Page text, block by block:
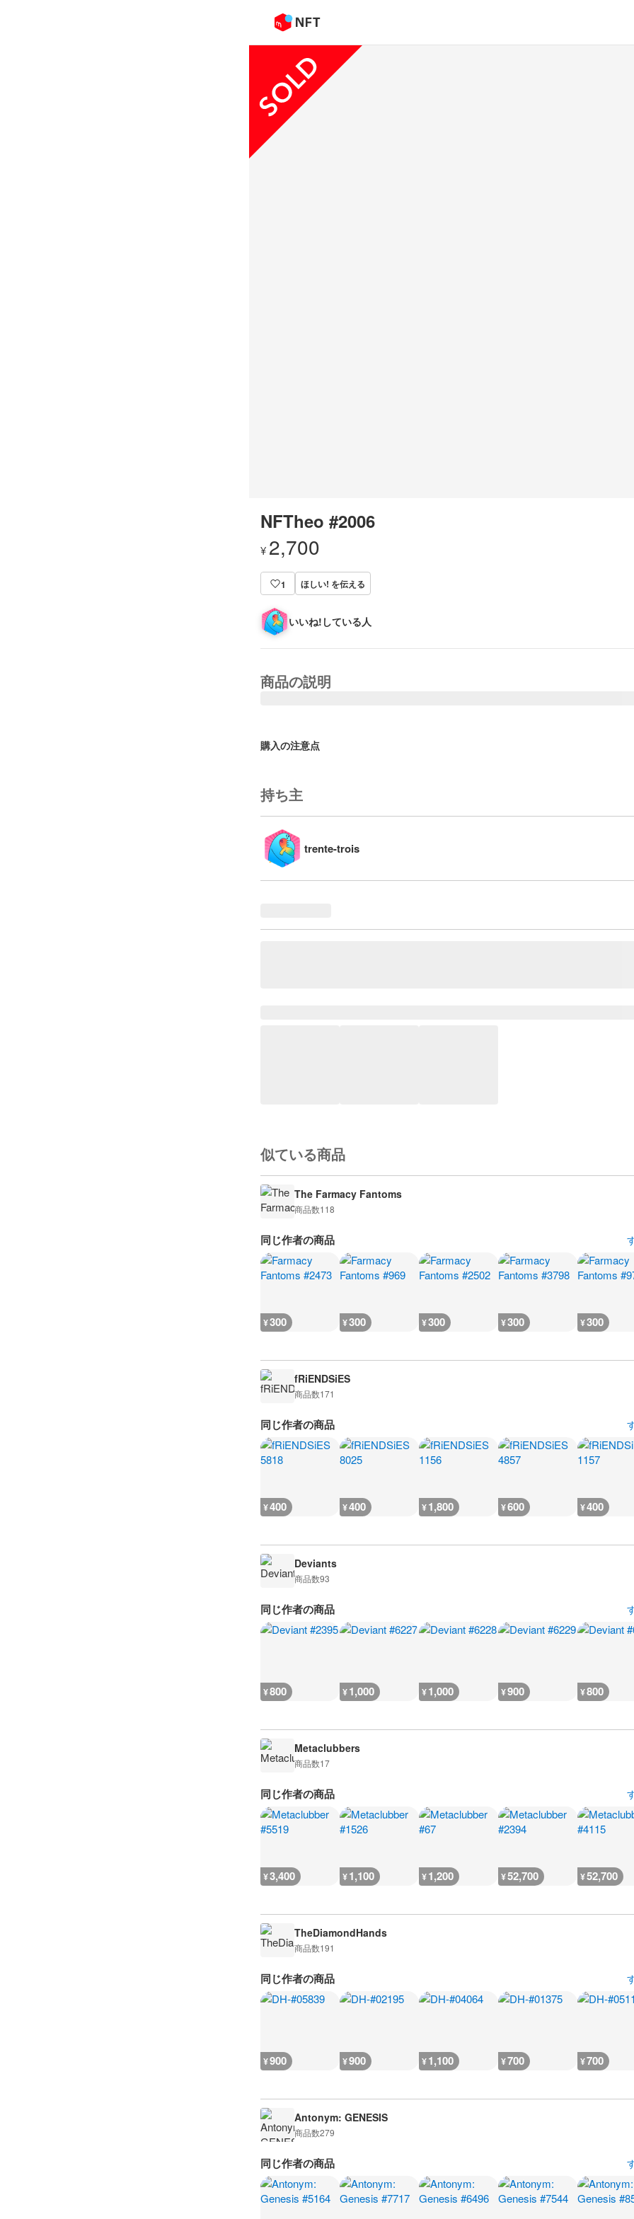
NFTheo #2006
¥ 2,700
1 ほしい! を伝える
いいね!している人
商品の説明
購入の注意点
持ち主
trente-trois
似ている商品
The Farmacy Fantoms
商品数118
同じ作者の商品
¥300 ¥300 ¥300 ¥300 ¥300
fRiENDSiES
商品数171
同じ作者の商品
¥400 ¥400 ¥1,800 ¥600 ¥400
Deviants
商品数93
同じ作者の商品
¥800 ¥1,000 ¥1,000 ¥900 ¥800
Metaclubbers
商品数17
同じ作者の商品
¥3,400 ¥1,100 ¥1,200 ¥52,700 ¥52,700
TheDiamondHands
商品数191
同じ作者の商品
¥900 ¥900 ¥1,100 ¥700 ¥700
Antonym: GENESIS
商品数279
同じ作者の商品